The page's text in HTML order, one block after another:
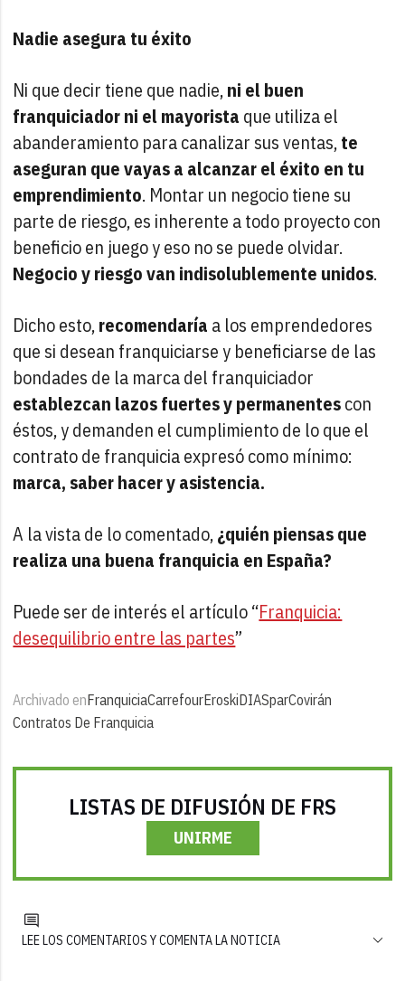
Nadie asegura tu éxito
Ni que decir tiene que nadie,ni el buen
franquiciador ni el mayorista que utiliza el
abanderamiento para canalizar sus ventas,te
aseguran que vayas a alcanzar el éxito en tu
emprendimiento. Montar un negocio tiene su
parte de riesgo, es inherente a todo proyecto con
beneficio en juego y eso no se puede olvidar.
Negocio y riesgo van indisolublemente unidos.
Dicho esto,recomendaría a los emprendedores
que si desean franquiciarse y beneficiarse de las
bondades de la marca del franquiciador
establezcan lazos fuertes y permanentescon
éstos, y demanden el cumplimiento de lo que el
contrato de franquicia expresó como mínimo:
marca, saber hacer y asistencia.
A la vista de lo comentado,¿quién piensas que
realiza una buena franquicia en España?
Puede ser de interés el artículo “Franquicia:
desequilibrio entre las partes”
Archivado enFranquiciaCarrefourEroskiDIASparCovirán
Contratos De Franquicia
LISTAS DE DIFUSIÓN DE FRS
UNIRME
LEE LOS COMENTARIOS Y COMENTA LA NOTICIA